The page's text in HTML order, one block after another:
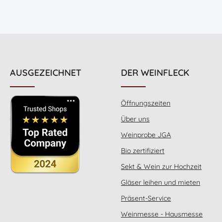
AUSGEZEICHNET DER WEINFLECK
Öffnungszeiten
Über uns
Weinprobe JGA
Bio zertifiziert
Sekt & Wein zur Hochzeit
Gläser leihen und mieten
Präsent-Service
Weinmesse - Hausmesse